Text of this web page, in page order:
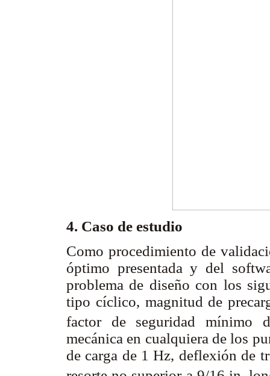
4. Caso de estudio
Como procedimiento de
óptimo presentada y del
problema de diseño con los
tipo cíclico, magnitud de
factor de seguridad mínimo
mecánica en cualquiera de los
de carga de 1 Hz, deflexión de